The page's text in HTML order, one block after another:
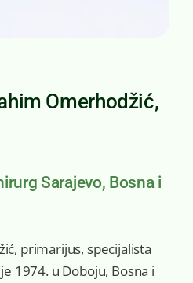
Omerhodžić,
Sarajevo, Bosna i
primarijus, specijalista
1974. u Doboju, Bosna i